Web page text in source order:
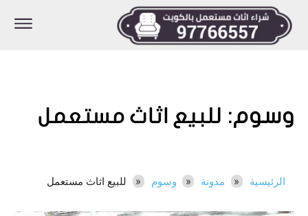
وسوم: للبيع اثاث مستعمل
الرئيسية مدونة وسوم للبيع اثاث مستعمل